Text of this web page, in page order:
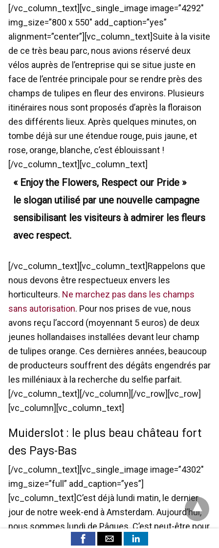
[/vc_column_text][vc_single_image image=”4292″
img_size=”800 x 550″ add_caption=”yes”
alignment=”center”][vc_column_text]Suite à la visite
de ce très beau parc, nous avions réservé deux
vélos auprès de l’entreprise qui se situe juste en
face de l’entrée principale pour se rendre près des
champs de tulipes en fleur des environs. Plusieurs
itinéraires nous sont proposés d’après la floraison
des différents lieux. Après quelques minutes, on
tombe déjà sur une étendue rouge, puis jaune, et
rose, orange, blanche, c’est éblouissant !
[/vc_column_text][vc_column_text]
« Enjoy the Flowers, Respect our Pride »
le slogan utilisé par une nouvelle campagne
sensibilisant les visiteurs à admirer les fleurs
avec respect.
[/vc_column_text][vc_column_text]Rappelons que
nous devons être respectueux envers les
horticulteurs. Ne marchez pas dans les champs
sans autorisation. Pour nos prises de vue, nous
avons reçu l’accord (moyennant 5 euros) de deux
jeunes hollandaises installées devant leur champ
de tulipes orange. Ces dernières années, beaucoup
de producteurs souffrent des dégâts engendrés par
les milléniaux à la recherche du selfie parfait.
[/vc_column_text][/vc_column][/vc_row][vc_row]
[vc_column][vc_column_text]
Muiderslot : le plus beau château fort
des Pays-Bas
[/vc_column_text][vc_single_image image=”4302″
img_size=”full” add_caption=”yes”]
[vc_column_text]C’est déjà lundi matin, le dernier
jour de notre week-end à Amsterdam. Aujourd’hui,
nous sommes lundi de Pâques. C’est peut-être pour
cette raison que la petite ville de Muiden est très